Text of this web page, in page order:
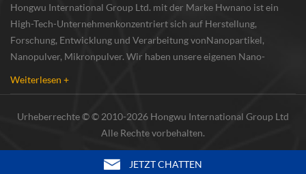
Hongwu International Group Ltd. mit der Marke Hwnano ist ein
High-Tech-Unternehmenkonzentriert sich auf Herstellung,
Forschung, Entwicklung und Verarbeitung vonNanopartikel,
Nanopulver, Mikronpulver. Wir haben unsere eigenen Nano-
Weiterlesen +
Urheberrechte © © 2010-2026 Hongwu International Group Ltd
Alle Rechte vorbehalten.
JETZT CHATTEN